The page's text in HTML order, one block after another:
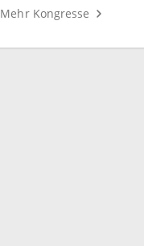
Mehr Kongresse